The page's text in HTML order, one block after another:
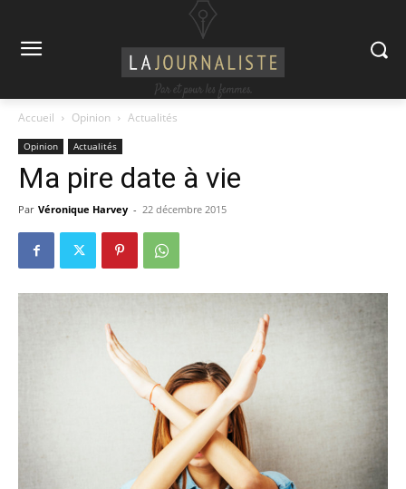
Accueil Opinion Actualités
Opinion Actualités
Ma pire date à vie
Par Véronique Harvey - 22 décembre 2015